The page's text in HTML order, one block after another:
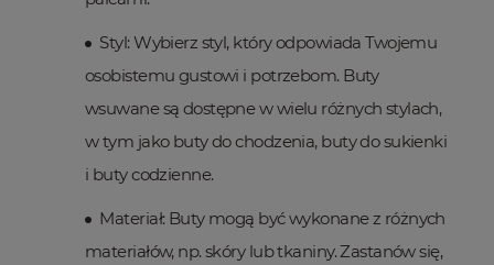
Styl: Wybierz styl, który odpowiada Twojemu
osobistemu gustowi i potrzebom. Buty
wsuwane są dostępne w wielu różnych stylach,
w tym jako buty do chodzenia, buty do sukienki
i buty codzienne.
Materiał: Buty mogą być wykonane z różnych
materiałów, np. skóry lub tkaniny. Zastanów się,